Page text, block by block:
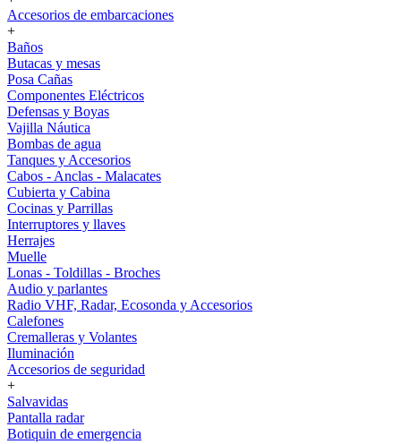
Accesorios de embarcaciones
+
Baños
Butacas y mesas
Posa Cañas
Componentes Eléctricos
Defensas y Boyas
Vajilla Náutica
Bombas de agua
Tanques y Accesorios
Cabos - Anclas - Malacates
Cubierta y Cabina
Cocinas y Parrillas
Interruptores y llaves
Herrajes
Muelle
Lonas - Toldillas - Broches
Audio y parlantes
Radio VHF, Radar, Ecosonda y Accesorios
Calefones
Cremalleras y Volantes
Iluminación
Accesorios de seguridad
+
Salvavidas
Pantalla radar
Botiquin de emergencia